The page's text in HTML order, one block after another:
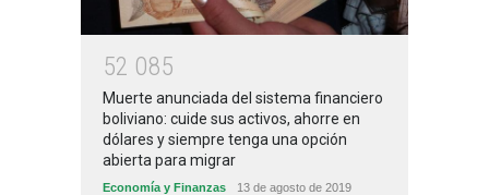
52 085
Muerte anunciada del sistema financiero
boliviano: cuide sus activos, ahorre en
dólares y siempre tenga una opción
abierta para migrar
Economía y Finanzas 13 de agosto de 2019